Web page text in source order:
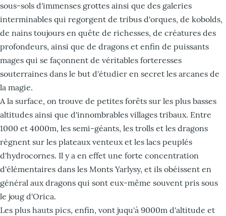
sous-sols d'immenses grottes ainsi que des galeries
interminables qui regorgent de tribus d'orques, de kobolds,
de nains toujours en quête de richesses, de créatures des
profondeurs, ainsi que de dragons et enfin de puissants
mages qui se façonnent de véritables forteresses
souterraines dans le but d'étudier en secret les arcanes de
la magie.
A la surface, on trouve de petites forêts sur les plus basses
altitudes ainsi que d'innombrables villages tribaux. Entre
1000 et 4000m, les semi-géants, les trolls et les dragons
règnent sur les plateaux venteux et les lacs peuplés
d'hydrocornes. Il y a en effet une forte concentration
d'élémentaires dans les Monts Yarlysy, et ils obéissent en
général aux dragons qui sont eux-même souvent pris sous
le joug d'Orica.
Les plus hauts pics, enfin, vont juqu'à 9000m d'altitude et